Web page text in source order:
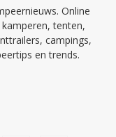
Online
tenten,
campings,
en trends.